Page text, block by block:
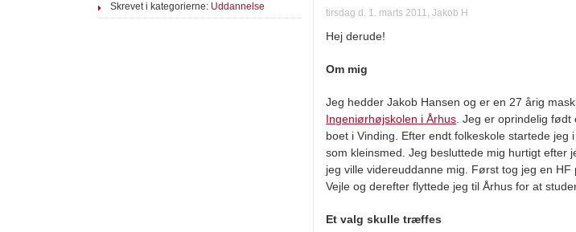
Skrevet i kategorierne: Uddannelse
tirsdag d. 1. marts 2011, Jakob H
Hej derude!
Om mig
Jeg hedder Jakob Hansen og er en 27 årig
Ingeniørhøjskolen i Århus . Jeg er oprindelig
boet i Vinding. Efter endt folkeskole startede jeg
som kleinsmed. Jeg besluttede mig hurtigt efter
jeg ville videreuddanne mig. Først tog jeg en HF
Vejle og derefter flyttede jeg til Århus for at
Et valg skulle træffes